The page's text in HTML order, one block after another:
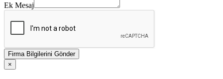
Ek Mesaj
Firma Bilgilerini Gönder
×